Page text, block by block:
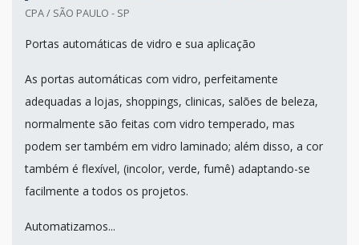
CPA / SÃO PAULO - SP
Portas automáticas de vidro e sua aplicação
As portas automáticas com vidro, perfeitamente
adequadas a lojas, shoppings, clinicas, salões de beleza,
normalmente são feitas com vidro temperado, mas
podem ser também em vidro laminado; além disso, a cor
também é flexível, (incolor, verde, fumê) adaptando-se
facilmente a todos os projetos.
Automatizamos...